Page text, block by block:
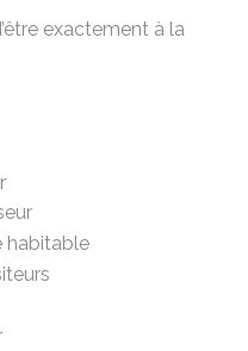
exactement à la
habitable